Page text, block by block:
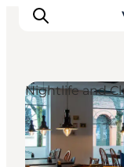
Inspirations
Nightlife and